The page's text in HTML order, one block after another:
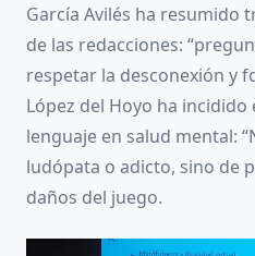
García Avilés ha resumido
de las redacciones:
respetar la desconexión y
López del Hoyo ha
lenguaje en salud mental:
ludópata o adicto, sino de
daños del juego.